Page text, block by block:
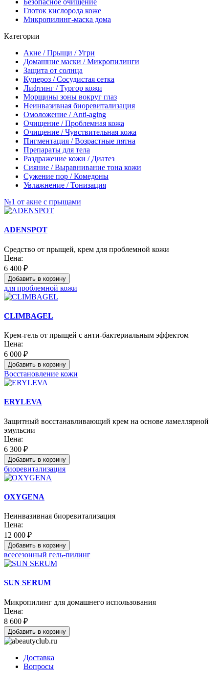
Безопасное очищение
Глоток кислорода коже
Микропилинг-маска дома
Категории
Акне / Прыщи / Угри
Домашние маски / Микропилинги
Защита от солнца
Купероз / Сосудистая сетка
Лифтинг / Тургор кожи
Морщины зоны вокруг глаз
Неинвазивная биоревитализация
Омоложение / Anti-aging
Очищение / Проблемная кожа
Очищение / Чувствительная кожа
Пигментация / Возрастные пятна
Препараты для тела
Раздражение кожи / Диатез
Сияние / Выравнивание тона кожи
Сужение пор / Комедоны
Увлажнение / Тонизация
№1 от акне с прыщами
ADENSPOT
Средство от прыщей, крем для проблемной кожи
Цена:
6 400 ₽
Добавить в корзину
для проблемной кожи
CLIMBAGEL
Крем-гель от прыщей с анти-бактериальным эффектом
Цена:
6 000 ₽
Добавить в корзину
Восстановление кожи
ERYLEVA
Защитный восстанавливающий крем на основе ламеллярной
эмульсии
Цена:
6 300 ₽
Добавить в корзину
биоревитализация
OXYGENA
Неинвазивная биоревитализация
Цена:
12 000 ₽
Добавить в корзину
всесезонный гель-пилинг
SUN SERUM
Микропилинг для домашнего использования
Цена:
8 600 ₽
Добавить в корзину
Доставка
Вопросы